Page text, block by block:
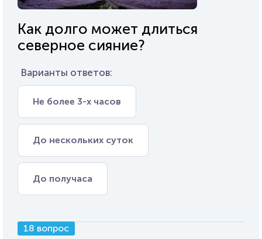
Как долго может длиться
северное сияние?
Варианты ответов:
Не более 3-х часов
До нескольких суток
До получаса
18 вопрос